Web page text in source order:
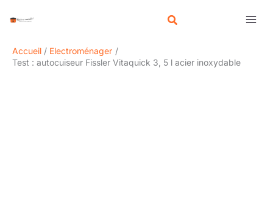
Accueil
Electroménager
Test : autocuiseur Fissler Vitaquick 3, 5 l acier inoxydable
e
h